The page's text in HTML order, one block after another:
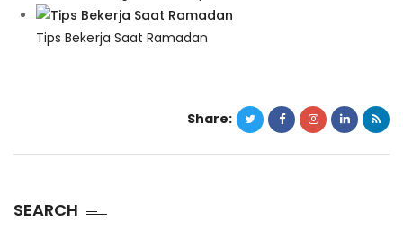
Tips Bekerja Saat Ramadan
Share:
SEARCH